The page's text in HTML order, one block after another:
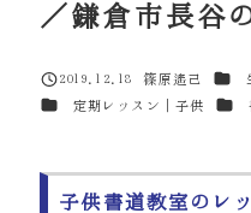
／鎌倉市長谷
投稿日
2019.12.18
篠原遙己 カテ
カテゴリー
定期レッスン｜子供 カテ
子供書道教室のレ